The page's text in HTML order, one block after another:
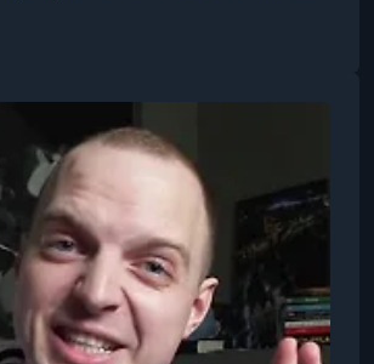
на людей, которые хотят
физическую форму, но не